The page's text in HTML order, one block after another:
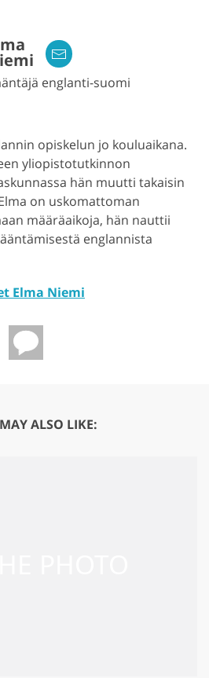
englanti-suomi
opiskelun jo kouluaikana.
yliopistotutkinnon
hän muutti takaisin
on uskomattoman
määräaikoja, hän nauttii
englannista
Elma Niemi
ALSO LIKE: